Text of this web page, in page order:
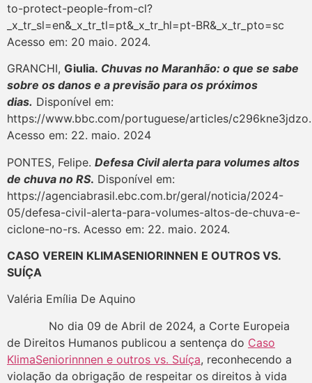
to-protect-people-from-cl?
_x_tr_sl=en&_x_tr_tl=pt&_x_tr_hl=pt-BR&_x_tr_pto=sc
Acesso em: 20 maio. 2024.
GRANCHI, Giulia. Chuvas no Maranhão: o que se sabe
sobre os danos e a previsão para os próximos
dias. Disponível em:
https://www.bbc.com/portuguese/articles/c296kne3jdzo.
Acesso em: 22. maio. 2024
PONTES, Felipe. Defesa Civil alerta para volumes altos
de chuva no RS. Disponível em:
https://agenciabrasil.ebc.com.br/geral/noticia/2024-
05/defesa-civil-alerta-para-volumes-altos-de-chuva-e-
ciclone-no-rs. Acesso em: 22. maio. 2024.
CASO VEREIN KLIMASENIORINNEN E OUTROS VS.
SUÍÇA
Valéria Emília De Aquino
No dia 09 de Abril de 2024, a Corte Europeia
de Direitos Humanos publicou a sentença do Caso
KlimaSeniorinnnen e outros vs. Suíça, reconhecendo a
violação da obrigação de respeitar os direitos à vida